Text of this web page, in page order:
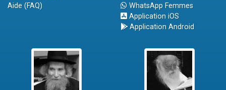
Aide (FAQ)
WhatsApp Femmes
Application iOS
Application Android